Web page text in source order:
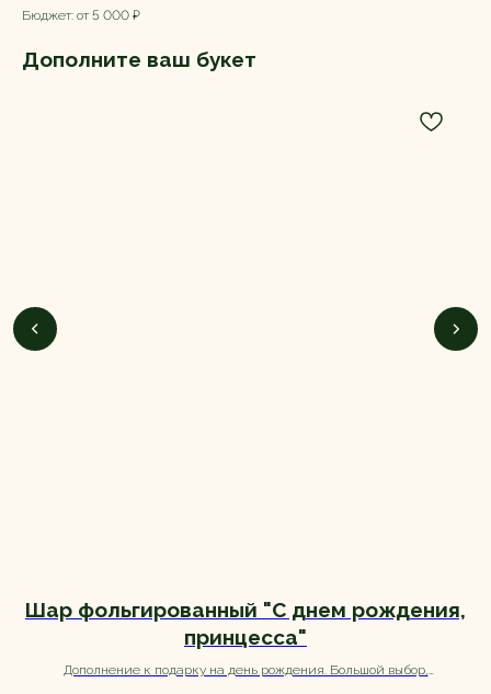
Бюджет: от 5 000 ₽
Дополните ваш букет
Шар фольгированный "С днем рождения,
принцесса"
Дополнение к подарку на день рождения. Большой выбор,